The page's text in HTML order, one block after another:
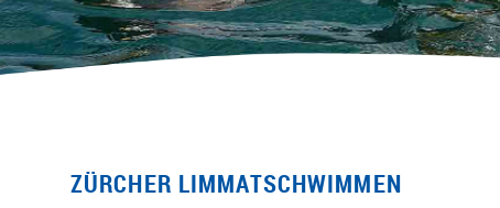
ZÜRCHER LIMMATSCHWIMMEN